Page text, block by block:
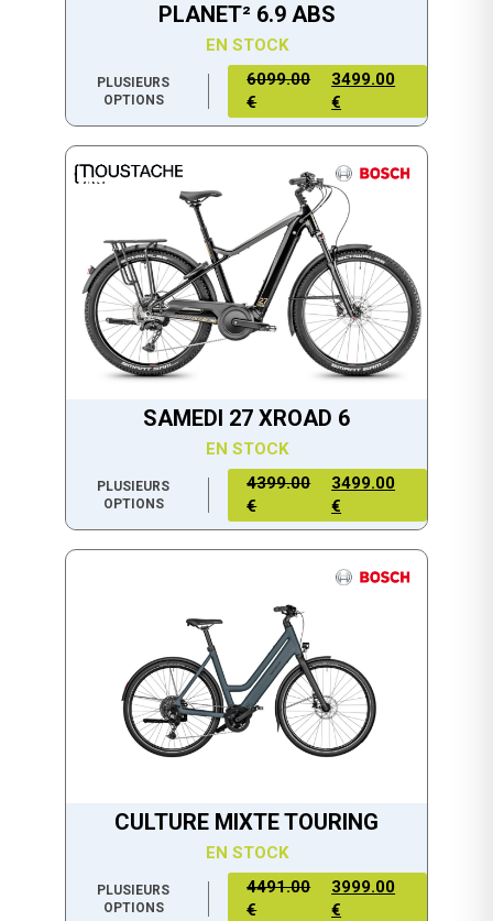
PLANET² 6.9 ABS
EN STOCK
PLUSIEURS
OPTIONS
6099.00
€
3499.00
€
SAMEDI 27 XROAD 6
EN STOCK
PLUSIEURS
OPTIONS
4399.00
€
3499.00
€
CULTURE MIXTE TOURING
EN STOCK
PLUSIEURS
OPTIONS
4491.00
€
3999.00
€